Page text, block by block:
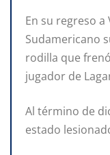
En su regreso
Sudamericano
rodilla que
jugador de
Al término de
estado